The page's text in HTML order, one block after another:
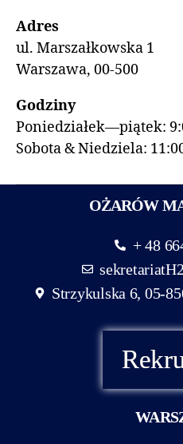
Adres
ul. Marszałkowska 1
Warszawa, 00-500
Godziny
Poniedziałek—piątek:
Sobota & Niedziela:
OŻARÓW
+ 48
Strzykulska 6, 05-